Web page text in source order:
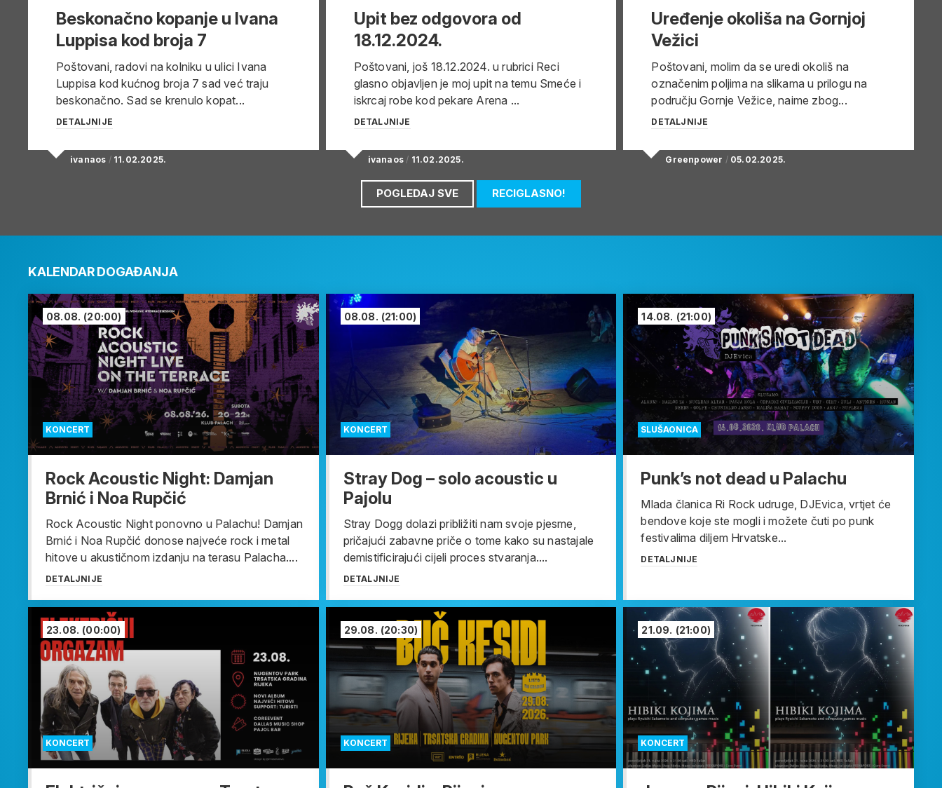
Beskonačno kopanje u Ivana
Luppisa kod broja 7
Poštovani, radovi na kolniku u ulici Ivana
Luppisa kod kućnog broja 7 sad već traju
beskonačno. Sad se krenulo kopat...
DETALJNIJE
ivanaos / 11.02.2025.
Upit bez odgovora od
18.12.2024.
Poštovani, još 18.12.2024. u rubrici Reci
glasno objavljen je moj upit na temu Smeće i
iskrcaj robe kod pekare Arena ...
DETALJNIJE
ivanaos / 11.02.2025.
Uređenje okoliša na Gornjoj
Vežici
Poštovani, molim da se uredi okoliš na
označenim poljima na slikama u prilogu na
području Gornje Vežice, naime zbog...
DETALJNIJE
Greenpower / 05.02.2025.
POGLEDAJ SVE RECIGLASNO!
KALENDAR DOGAĐANJA
KONCERT
08.08. (20:00)
Rock Acoustic Night: Damjan
Brnić i Noa Rupčić
Rock Acoustic Night ponovno u Palachu! Damjan
Brnić i Noa Rupčić donose najveće rock i metal
hitove u akustičnom izdanju na terasu Palacha....
DETALJNIJE
KONCERT
08.08. (21:00)
Stray Dog – solo acoustic u
Pajolu
Stray Dogg dolazi približiti nam svoje pjesme,
pričajući zabavne priče o tome kako su nastajale
demistificirajući cijeli proces stvaranja....
DETALJNIJE
SLUŠAONICA
14.08. (21:00)
Punk’s not dead u Palachu
Mlada članica Ri Rock udruge, DJEvica, vrtjet će
bendove koje ste mogli i možete čuti po punk
festivalima diljem Hrvatske...
DETALJNIJE
KONCERT
23.08. (00:00)
KONCERT
29.08. (20:30)
KONCERT
21.09. (21:00)